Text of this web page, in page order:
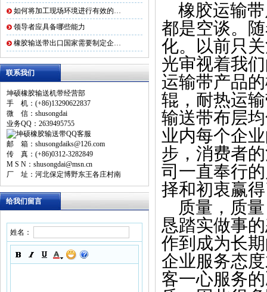
如何将加工现场环境进行有效的…
领导者应具备哪些能力
橡胶输送带出口国家需要制定企…
联系我们
坤硕橡胶输送机带经营部
手 机：(+86)13290622837
微 信：shusongdai
业务QQ：2639495755
邮 箱：shusongdaiks@126.com
传 真：(+86)0312-3282849
M S N：shusongdai@msn.cn
厂 址：河北保定博野东王各庄村南
给我们留言
姓名：
橡胶运输带
都是空谈。
化。以前只
光审视着我
运输带产品
辊，耐热运
输送带布层
业内每个企
步，消费者
司一直奉行
择和初衷赢
质量，质
恳踏实做事
作到成为长
企业服务态
客一心服务